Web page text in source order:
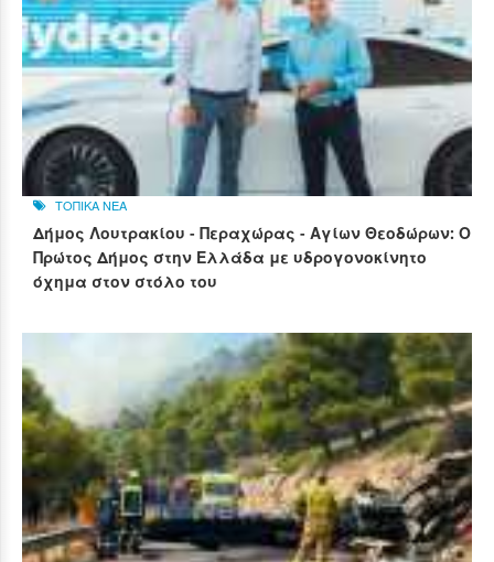
ΤΟΠΙΚΑ ΝΕΑ
Δήμος Λουτρακίου - Περαχώρας - Αγίων Θεοδώρων: Ο
Πρώτος Δήμος στην Ελλάδα με υδρογονοκίνητο
όχημα στον στόλο του